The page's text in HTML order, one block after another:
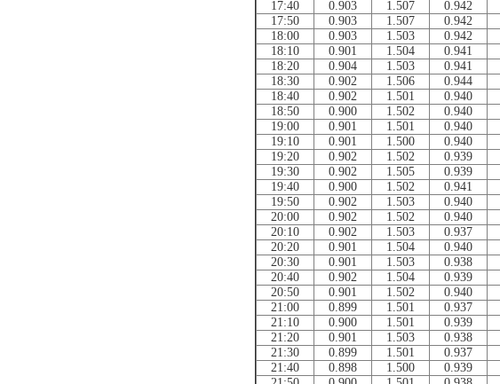
17:40
0.903 1.507 0.942
17:50
0.903 1.507 0.942
18:00
0.903 1.503 0.942
18:10
0.901 1.504 0.941
18:20
0.904 1.503 0.941
18:30
0.902 1.506 0.944
18:40
0.902 1.501 0.940
18:50
0.900 1.502 0.940
19:00
0.901 1.501 0.940
19:10
0.901 1.500 0.940
19:20
0.902 1.502 0.939
19:30
0.902 1.505 0.939
19:40
0.900 1.502 0.941
19:50
0.902 1.503 0.940
20:00
0.902 1.502 0.940
20:10
0.902 1.503 0.937
20:20
0.901 1.504 0.940
20:30
0.901 1.503 0.938
20:40
0.902 1.504 0.939
20:50
0.901 1.502 0.940
21:00
0.899 1.501 0.937
21:10
0.900 1.501 0.939
21:20
0.901 1.503 0.938
21:30
0.899 1.501 0.937
21:40
0.898 1.500 0.939